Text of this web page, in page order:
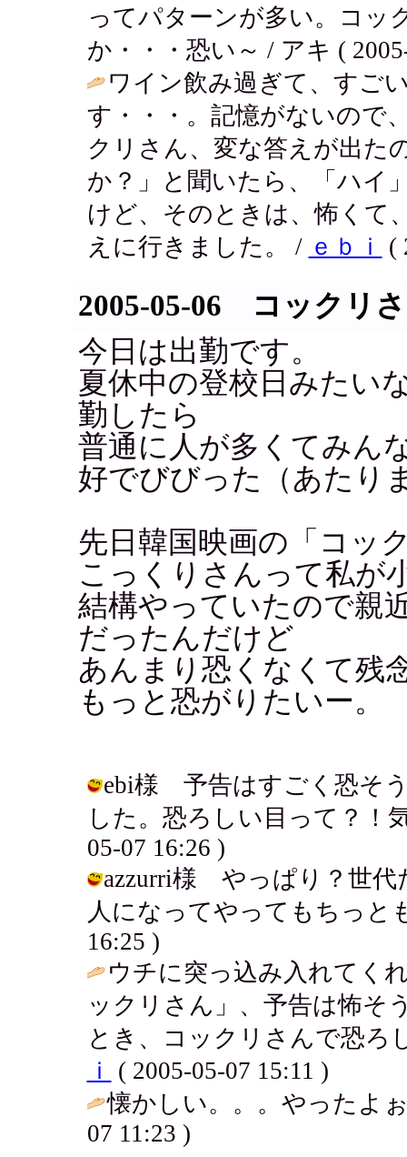
ってパターンが多い。コッ
か・・・恐い～ / アキ (
ワイン飲み過ぎて、すご
す・・・。記憶がないので
クリさん、変な答えが出た
か？」と聞いたら、「ハイ
けど、そのときは、怖くて
えに行きました。 / ｅｂｉ (
2005-05-06 コックリ
今日は出勤です。
夏休中の登校日みたい
勤したら
普通に人が多くてみん
好でびびった（あたり
先日韓国映画の「コッ
こっくりさんって私が
結構やっていたので親
だったんだけど
あんまり恐くなくて残
もっと恐がりたいー。
ebi様 予告はすごく恐そ
した。恐ろしい目って？！
05-07 16:26 )
azzurri様 やっぱり？世代
人になってやってもちっと
16:25 )
ウチに突っ込み入れてく
ックリさん」、予告は怖そ
とき、コックリさんで恐ろ
ｉ
( 2005-05-07 15:11 )
懐かしい。。。やったよ
07 11:23 )